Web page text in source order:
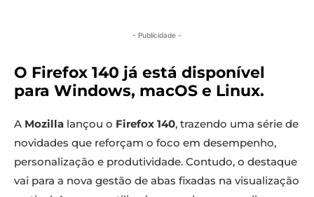
- Publicidade -
O Firefox 140 já está disponível
para Windows, macOS e Linux.
A Mozilla lançou o Firefox 140, trazendo uma série de
novidades que reforçam o foco em desempenho,
personalização e produtividade. Contudo, o destaque
vai para a nova gestão de abas fixadas na visualização